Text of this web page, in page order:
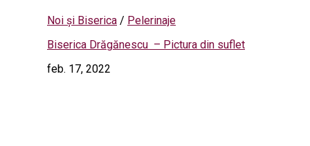
Noi și Biserica / Pelerinaje
Biserica Drăgănescu – Pictura din suflet
feb. 17, 2022